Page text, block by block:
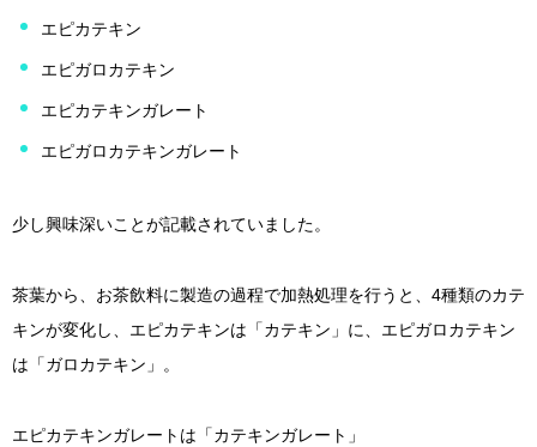
エピカテキン
エピガロカテキン
エピカテキンガレート
エピガロカテキンガレート
少し興味深いことが記載されていました。
茶葉から、お茶飲料に製造の過程で加熱処理を行うと、4種類のカテ
キンが変化し、エピカテキンは「カテキン」に、エピガロカテキン
は「ガロカテキン」。
エピカテキンガレートは「カテキンガレート」